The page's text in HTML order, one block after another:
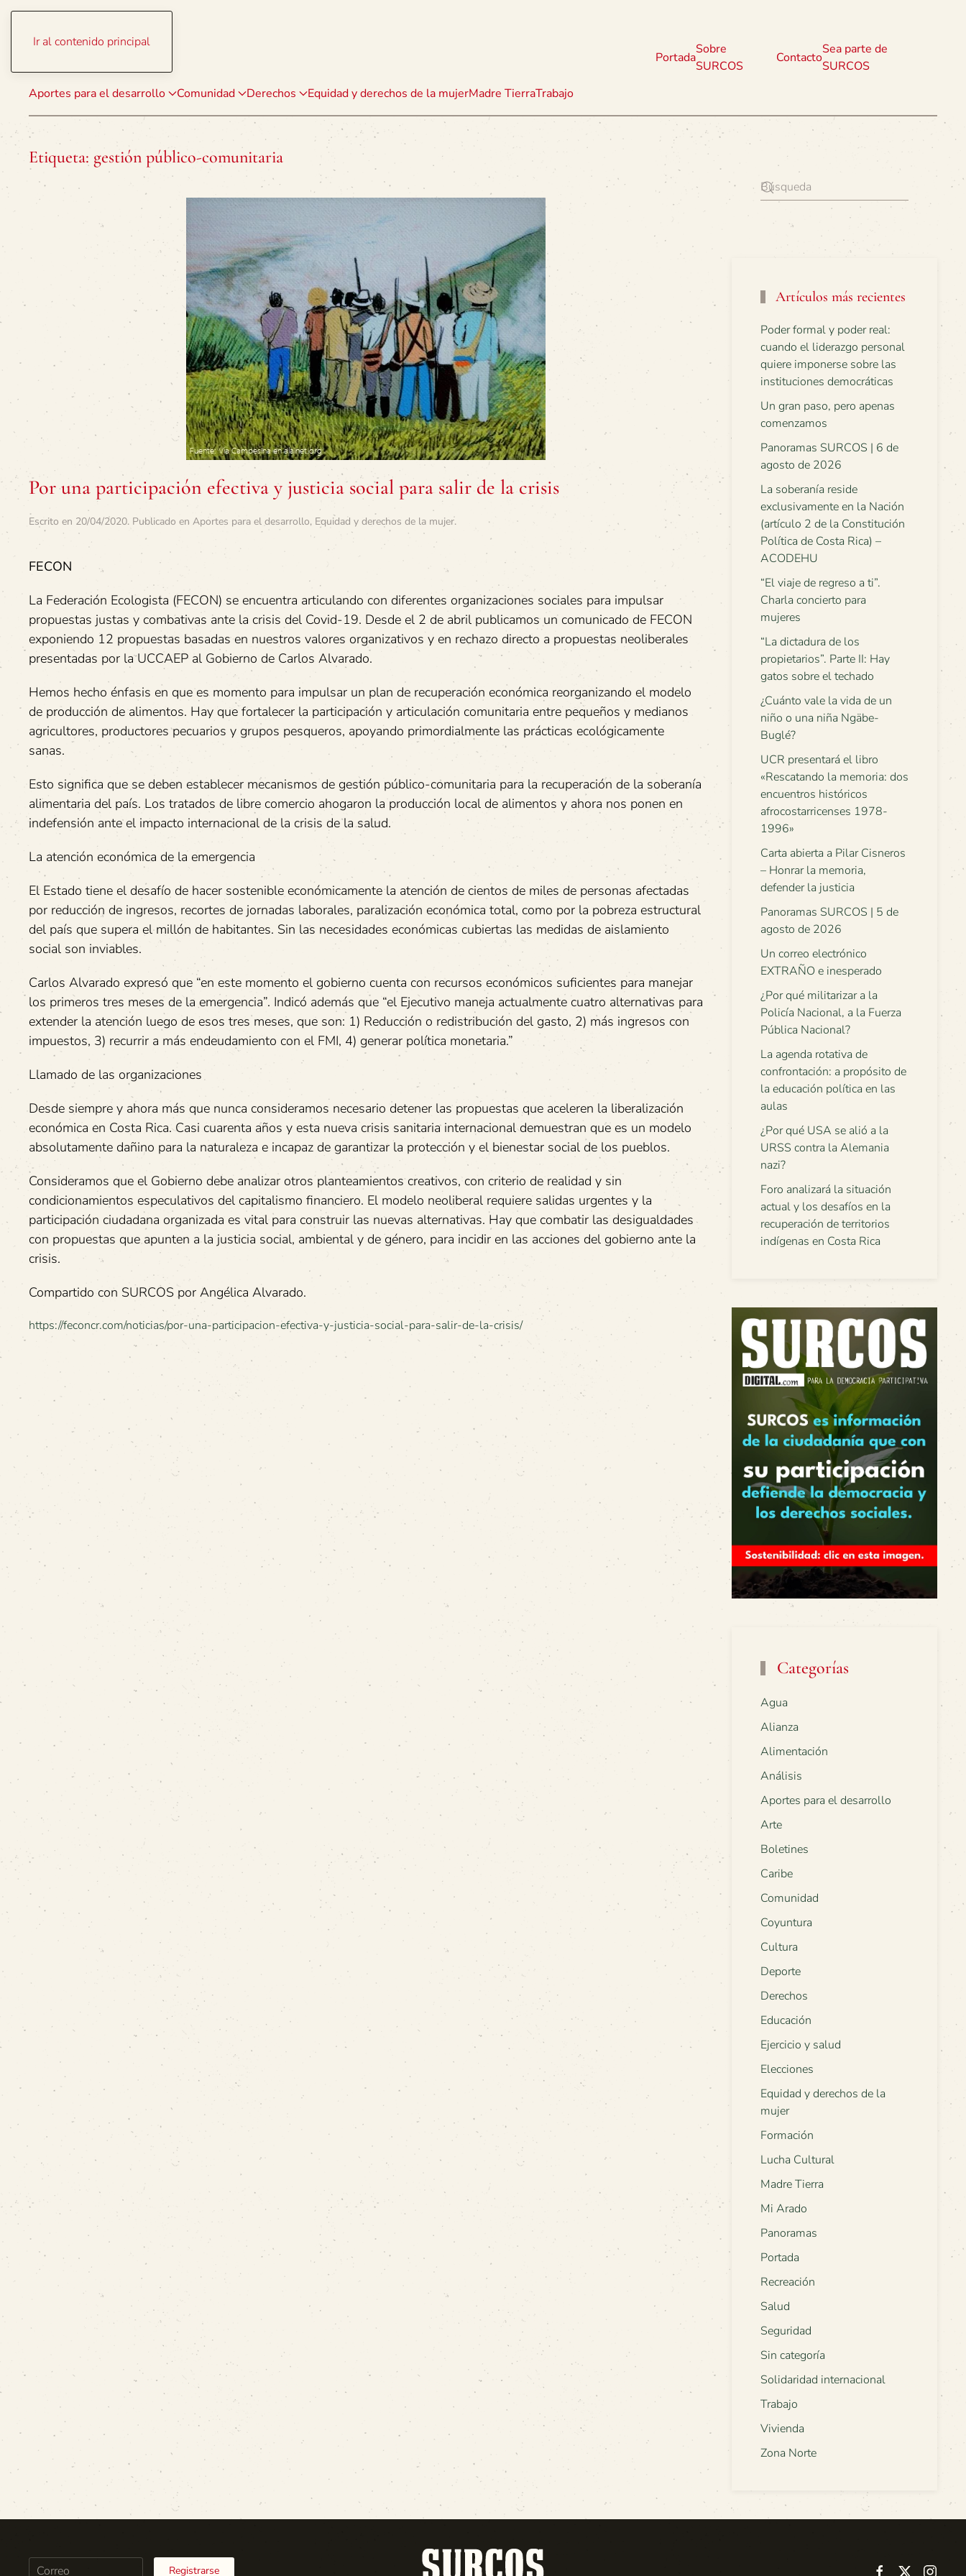
Ir al contenido principal
Aportes para el desarrollo Comunidad Derechos Equidad y derechos de la mujerMadre TierraTrabajo
Portada
Sobre
SURCOS
Contacto
Sea parte de
SURCOS
Etiqueta: gestión público-comunitaria
Por una participación efectiva y justicia social para salir de la crisis
Escrito en 20/04/2020. Publicado en Aportes para el desarrollo, Equidad y derechos de la mujer.
FECON
La Federación Ecologista (FECON) se encuentra articulando con diferentes organizaciones sociales para impulsar
propuestas justas y combativas ante la crisis del Covid-19. Desde el 2 de abril publicamos un comunicado de FECON
exponiendo 12 propuestas basadas en nuestros valores organizativos y en rechazo directo a propuestas neoliberales
presentadas por la UCCAEP al Gobierno de Carlos Alvarado.
Hemos hecho énfasis en que es momento para impulsar un plan de recuperación económica reorganizando el modelo
de producción de alimentos. Hay que fortalecer la participación y articulación comunitaria entre pequeños y medianos
agricultores, productores pecuarios y grupos pesqueros, apoyando primordialmente las prácticas ecológicamente
sanas.
Esto significa que se deben establecer mecanismos de gestión público-comunitaria para la recuperación de la soberanía
alimentaria del país. Los tratados de libre comercio ahogaron la producción local de alimentos y ahora nos ponen en
indefensión ante el impacto internacional de la crisis de la salud.
La atención económica de la emergencia
El Estado tiene el desafío de hacer sostenible económicamente la atención de cientos de miles de personas afectadas
por reducción de ingresos, recortes de jornadas laborales, paralización económica total, como por la pobreza estructural
del país que supera el millón de habitantes. Sin las necesidades económicas cubiertas las medidas de aislamiento
social son inviables.
Carlos Alvarado expresó que “en este momento el gobierno cuenta con recursos económicos suficientes para manejar
los primeros tres meses de la emergencia”. Indicó además que “el Ejecutivo maneja actualmente cuatro alternativas para
extender la atención luego de esos tres meses, que son: 1) Reducción o redistribución del gasto, 2) más ingresos con
impuestos, 3) recurrir a más endeudamiento con el FMI, 4) generar política monetaria.”
Llamado de las organizaciones
Desde siempre y ahora más que nunca consideramos necesario detener las propuestas que aceleren la liberalización
económica en Costa Rica. Casi cuarenta años y esta nueva crisis sanitaria internacional demuestran que es un modelo
absolutamente dañino para la naturaleza e incapaz de garantizar la protección y el bienestar social de los pueblos.
Consideramos que el Gobierno debe analizar otros planteamientos creativos, con criterio de realidad y sin
condicionamientos especulativos del capitalismo financiero. El modelo neoliberal requiere salidas urgentes y la
participación ciudadana organizada es vital para construir las nuevas alternativas. Hay que combatir las desigualdades
con propuestas que apunten a la justicia social, ambiental y de género, para incidir en las acciones del gobierno ante la
crisis.
Compartido con SURCOS por Angélica Alvarado.
https://feconcr.com/noticias/por-una-participacion-efectiva-y-justicia-social-para-salir-de-la-crisis/
Artículos más recientes
Poder formal y poder real:
cuando el liderazgo personal
quiere imponerse sobre las
instituciones democráticas
Un gran paso, pero apenas
comenzamos
Panoramas SURCOS | 6 de
agosto de 2026
La soberanía reside
exclusivamente en la Nación
(artículo 2 de la Constitución
Política de Costa Rica) –
ACODEHU
“El viaje de regreso a ti”.
Charla concierto para
mujeres
“La dictadura de los
propietarios”. Parte II: Hay
gatos sobre el techado
¿Cuánto vale la vida de un
niño o una niña Ngäbe-
Buglé?
UCR presentará el libro
«Rescatando la memoria: dos
encuentros históricos
afrocostarricenses 1978-
1996»
Carta abierta a Pilar Cisneros
– Honrar la memoria,
defender la justicia
Panoramas SURCOS | 5 de
agosto de 2026
Un correo electrónico
EXTRAÑO e inesperado
¿Por qué militarizar a la
Policía Nacional, a la Fuerza
Pública Nacional?
La agenda rotativa de
confrontación: a propósito de
la educación política en las
aulas
¿Por qué USA se alió a la
URSS contra la Alemania
nazi?
Foro analizará la situación
actual y los desafíos en la
recuperación de territorios
indígenas en Costa Rica
Categorías
Agua
Alianza
Alimentación
Análisis
Aportes para el desarrollo
Arte
Boletines
Caribe
Comunidad
Coyuntura
Cultura
Deporte
Derechos
Educación
Ejercicio y salud
Elecciones
Equidad y derechos de la
mujer
Formación
Lucha Cultural
Madre Tierra
Mi Arado
Panoramas
Portada
Recreación
Salud
Seguridad
Sin categoría
Solidaridad internacional
Trabajo
Vivienda
Zona Norte
Registrarse